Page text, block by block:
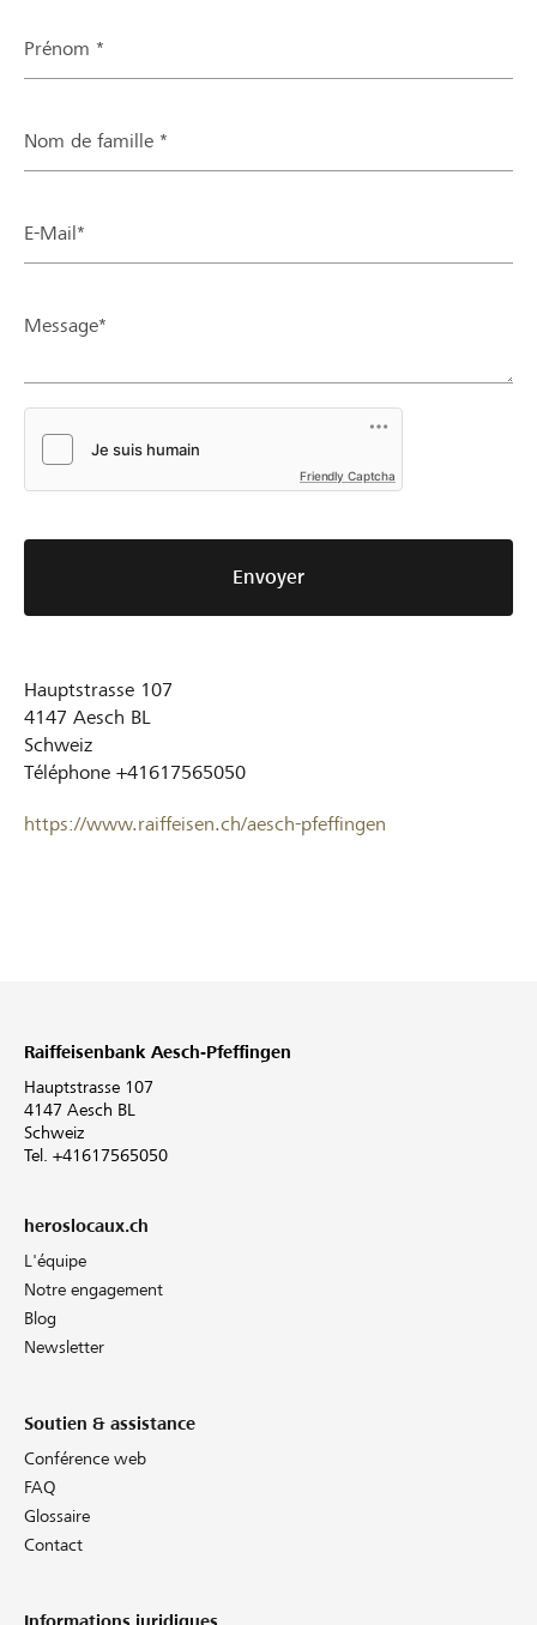
Prénom *
Nom de famille *
E-Mail*
Message*
Friendly Captcha
Envoyer
Hauptstrasse 107
4147 Aesch BL
Schweiz
Téléphone +41617565050
https://www.raiffeisen.ch/aesch-pfeffingen
Raiffeisenbank Aesch-Pfeffingen
Hauptstrasse 107
4147 Aesch BL
Schweiz
Tel. +41617565050
heroslocaux.ch
L'équipe
Notre engagement
Blog
Newsletter
Soutien & assistance
Conférence web
FAQ
Glossaire
Contact
Informations juridiques